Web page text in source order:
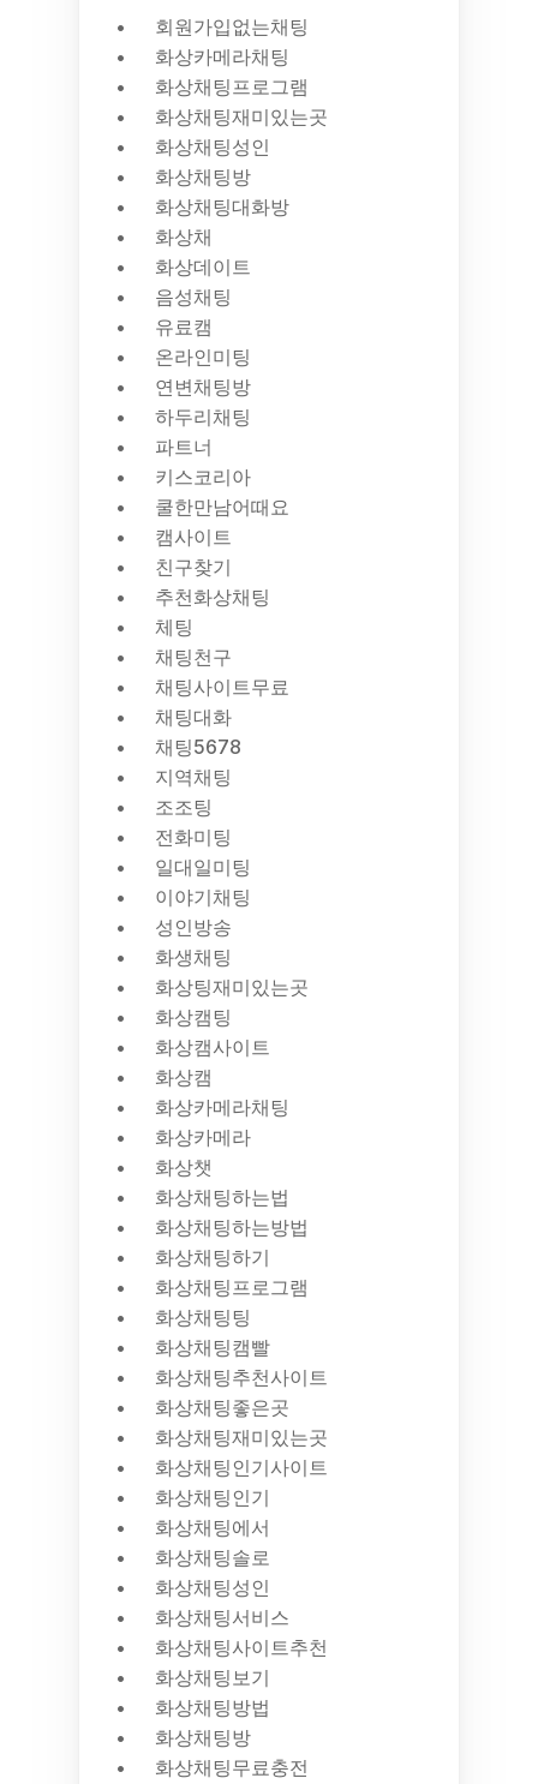
회원가입없는채팅
화상카메라채팅
화상채팅프로그램
화상채팅재미있는곳
화상채팅성인
화상채팅방
화상채팅대화방
화상채
화상데이트
음성채팅
유료캠
온라인미팅
연변채팅방
하두리채팅
파트너
키스코리아
쿨한만남어때요
캠사이트
친구찾기
추천화상채팅
체팅
채팅천구
채팅사이트무료
채팅대화
채팅5678
지역채팅
조조팅
전화미팅
일대일미팅
이야기채팅
성인방송
화생채팅
화상팅재미있는곳
화상캠팅
화상캠사이트
화상캠
화상카메라채팅
화상카메라
화상챗
화상채팅하는법
화상채팅하는방법
화상채팅하기
화상채팅프로그램
화상채팅팅
화상채팅캠빨
화상채팅추천사이트
화상채팅좋은곳
화상채팅재미있는곳
화상채팅인기사이트
화상채팅인기
화상채팅에서
화상채팅솔로
화상채팅성인
화상채팅서비스
화상채팅사이트추천
화상채팅보기
화상채팅방법
화상채팅방
화상채팅무료충전